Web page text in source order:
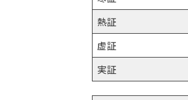
熱証
虚証
実証